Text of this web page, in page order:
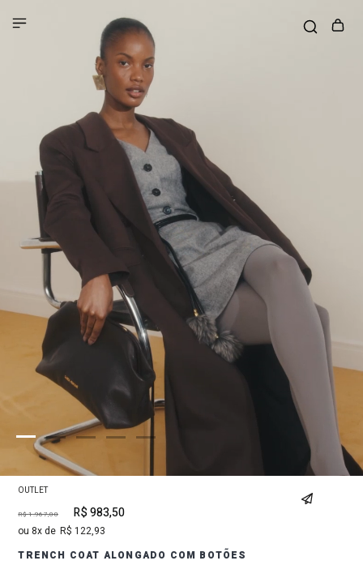
OUTLET
R$ 1.967,00 R$983,50
8 R$ 122,93
TRENCH COAT ALONGADO COM BOTÕES